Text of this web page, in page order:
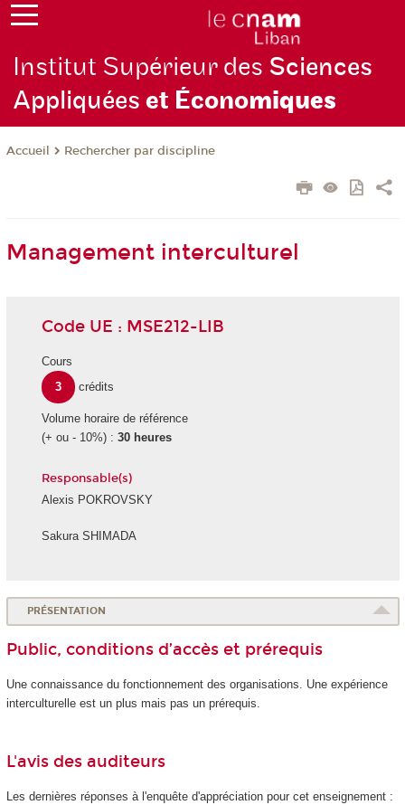
Institut Supérieur des Sciences
Appliquéeset Économiques
Accueil Rechercher par discipline
Management interculturel
Code UE : MSE212-LIB
Cours
3
crédits
Volume horaire de référence
(+ ou - 10%) : 30 heures
Responsable(s)
Alexis POKROVSKY
Sakura SHIMADA
PRÉSENTATION
Public, conditions d’accès et prérequis
Une connaissance du fonctionnement des organisations. Une expérience
interculturelle est un plus mais pas un prérequis.
L'avis des auditeurs
Les dernières réponses à l'enquête d'appréciation pour cet enseignement :